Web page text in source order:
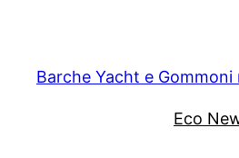
contenuto
Barche Yacht e
Eco